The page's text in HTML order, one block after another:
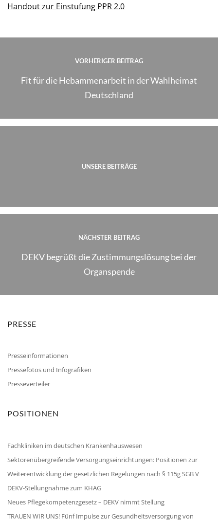
Handout zur Einstufung PPR 2.0
VORHERIGER BEITRAG
Fit für die Hebammenarbeit in der Wahlheimat
Deutschland
UNSERE BEITRÄGE
NÄCHSTER BEITRAG
DEKV begrüßt die Zustimmungslösung bei der
Organspende
PRESSE
Presseinformationen
Pressefotos und Infografiken
Presseverteiler
POSITIONEN
Fachkliniken im deutschen Krankenhauswesen
Sektorenübergreifende Versorgungseinrichtungen: Positionen zur
Weiterentwicklung der gesetzlichen Regelungen nach § 115g SGB V
DEKV-Stellungnahme zum KHAG
Neues Pflegekompetenzgesetz – DEKV nimmt Stellung
TRAUEN WIR UNS! Fünf Impulse zur Gesundheitsversorgung von